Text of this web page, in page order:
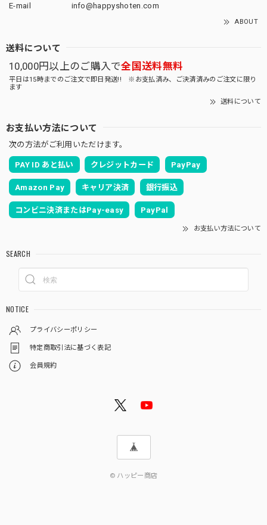
E-mail
info@happyshoten.com
ABOUT
送料について
10,000円以上のご購入で全国送料無料
平日は15時までのご注文で即日発送!! ※お支払済み、ご決済済みのご注文に限り
ます
送料について
お支払い方法について
次の方法がご利用いただけます。
PAY ID あと払い クレジットカード PayPay
Amazon Pay キャリア決済 銀行振込
コンビニ決済またはPay-easy PayPal
お支払い方法について
SEARCH
NOTICE
プライバシーポリシー
特定商取引法に基づく表記
会員規約
© ハッピー商店